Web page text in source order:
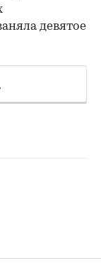
девятое
.